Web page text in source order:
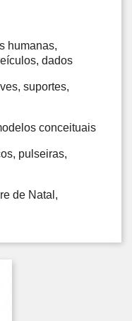
humanas,
dados
suportes,
conceituais
pulseiras,
de Natal,